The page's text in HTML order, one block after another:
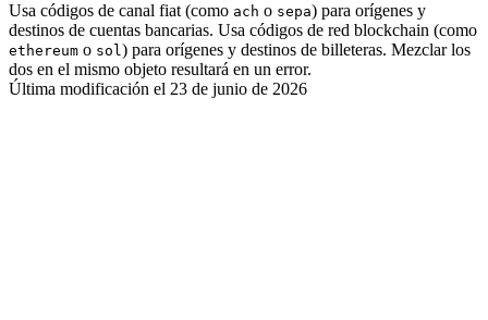
Usa códigos de canal fiat (como ach o sepa) para orígenes y
destinos de cuentas bancarias. Usa códigos de red blockchain (como
ethereum o sol) para orígenes y destinos de billeteras. Mezclar los
dos en el mismo objeto resultará en un error.
Última modificación el 23 de junio de 2026